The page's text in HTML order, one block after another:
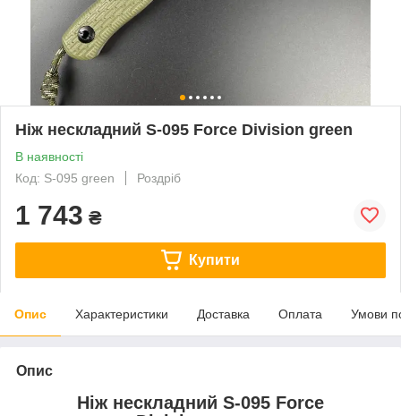
Ніж нескладний S-095 Force Division green
В наявності
Код: S-095 green
Роздріб
1 743 ₴
Купити
Опис Характеристики Доставка Оплата Умови
Опис
Ніж нескладний S-095 Force